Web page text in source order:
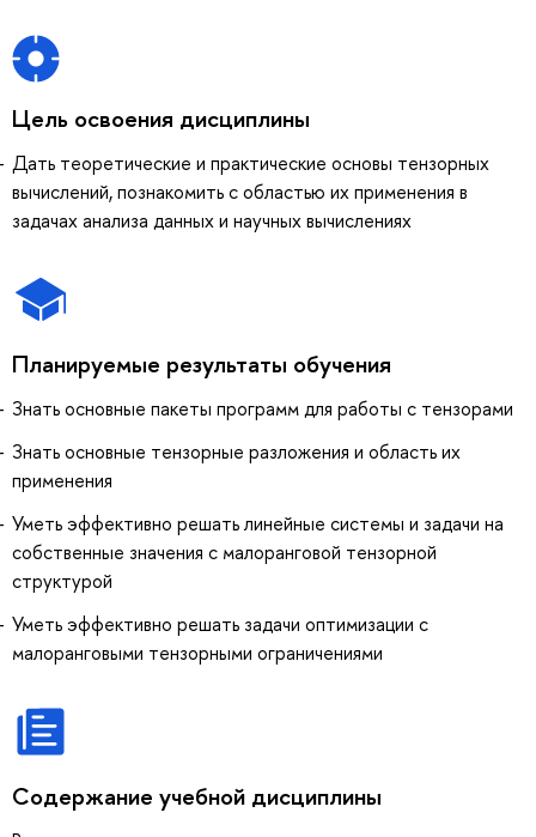
Цель освоения дисциплины
Дать теоретические и практические основы тензорных
вычислений, познакомить с областью их применения в
задачах анализа данных и научных вычислениях
Планируемые результаты обучения
Знать основные пакеты программ для работы с тензорами
Знать основные тензорные разложения и область их
применения
Уметь эффективно решать линейные системы и задачи на
собственные значения с малоранговой тензорной
структурой
Уметь эффективно решать задачи оптимизации с
малоранговыми тензорными ограничениями
Содержание учебной дисциплины